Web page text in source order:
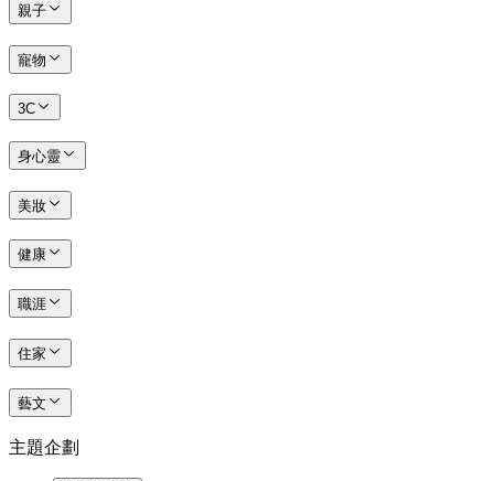
親子
寵物
3C
身心靈
美妝
健康
職涯
住家
藝文
主題企劃